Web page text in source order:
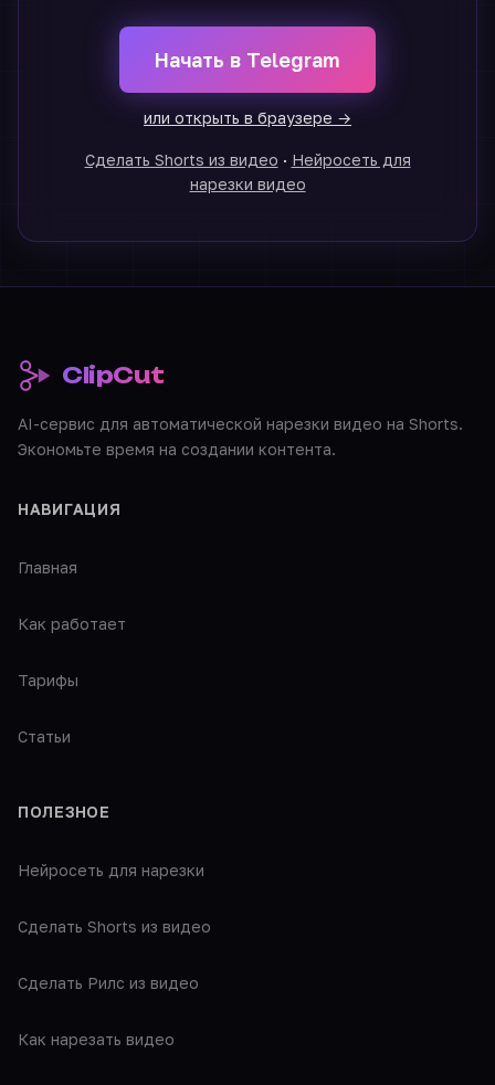
Начать в Telegram
или открыть в браузере →
Сделать Shorts из видео · Нейросеть для
нарезки видео
ClipCut
AI-сервис для автоматической нарезки видео на Shorts.
Экономьте время на создании контента.
НАВИГАЦИЯ
Главная
Как работает
Тарифы
Статьи
ПОЛЕЗНОЕ
Нейросеть для нарезки
Сделать Shorts из видео
Сделать Рилс из видео
Как нарезать видео